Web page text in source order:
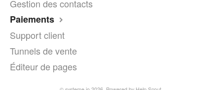
Gestion des contacts
Paiements
Support client
Tunnels de vente
Éditeur de pages